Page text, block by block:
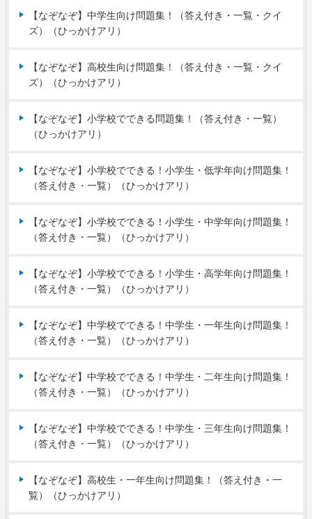
【なぞなぞ】中学生向け問題集！（答え付き・一覧・クイ
ズ）（ひっかけアリ）
【なぞなぞ】高校生向け問題集！（答え付き・一覧・クイ
ズ）（ひっかけアリ）
【なぞなぞ】小学校でできる問題集！（答え付き・一覧）
（ひっかけアリ）
【なぞなぞ】小学校でできる！小学生・低学年向け問題集！
（答え付き・一覧）（ひっかけアリ）
【なぞなぞ】小学校でできる！小学生・中学年向け問題集！
（答え付き・一覧）（ひっかけアリ）
【なぞなぞ】小学校でできる！小学生・高学年向け問題集！
（答え付き・一覧）（ひっかけアリ）
【なぞなぞ】中学校でできる！中学生・一年生向け問題集！
（答え付き・一覧）（ひっかけアリ）
【なぞなぞ】中学校でできる！中学生・二年生向け問題集！
（答え付き・一覧）（ひっかけアリ）
【なぞなぞ】中学校でできる！中学生・三年生向け問題集！
（答え付き・一覧）（ひっかけアリ）
【なぞなぞ】高校生・一年生向け問題集！（答え付き・一
覧）（ひっかけアリ）